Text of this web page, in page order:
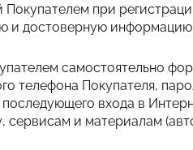
при
и достоверную информацию.
самостоятельно
телефона Покупателя,
входа в
сервисам и материалам